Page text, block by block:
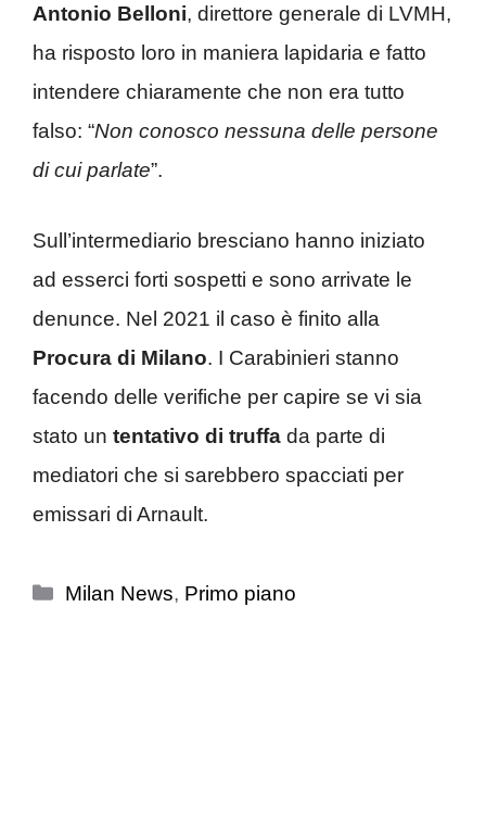
Antonio Belloni, direttore generale di LVMH,
ha risposto loro in maniera lapidaria e fatto
intendere chiaramente che non era tutto
falso: “Non conosco nessuna delle persone
di cui parlate”.
Sull’intermediario bresciano hanno iniziato
ad esserci forti sospetti e sono arrivate le
denunce. Nel 2021 il caso è finito alla
Procura di Milano. I Carabinieri stanno
facendo delle verifiche per capire se vi sia
stato un tentativo di truffa da parte di
mediatori che si sarebbero spacciati per
emissari di Arnault.
Categorie
Milan News, Primo piano